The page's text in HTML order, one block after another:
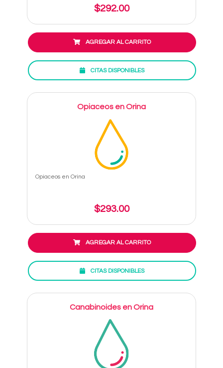
$292.00
AGREGAR AL CARRITO
CITAS DISPONIBLES
Opiaceos en Orina
Opiaceos en Orina
$293.00
AGREGAR AL CARRITO
CITAS DISPONIBLES
Canabinoides en Orina